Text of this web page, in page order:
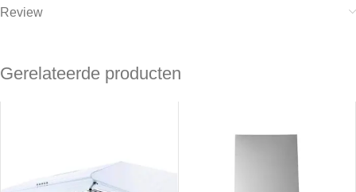
Review
Gerelateerde producten